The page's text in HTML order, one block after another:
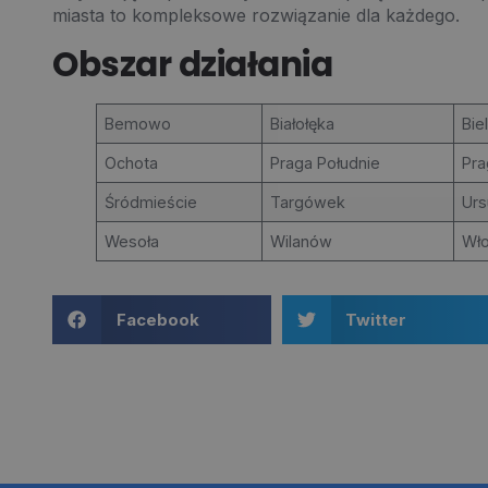
miasta to kompleksowe rozwiązanie dla każdego.
Obszar działania
Bemowo Białołęka
Ochota Praga Południe
Śródmieście Targówek
Wesoła Wilanów
Facebook Twitter